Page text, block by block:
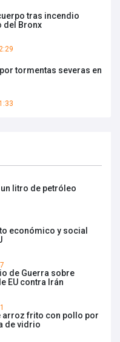
tras incendio
del Bronx
tormentas severas en
litro de petróleo
económico y social
de Guerra sobre
EU contra Irán
arroz frito con pollo por
de vidrio